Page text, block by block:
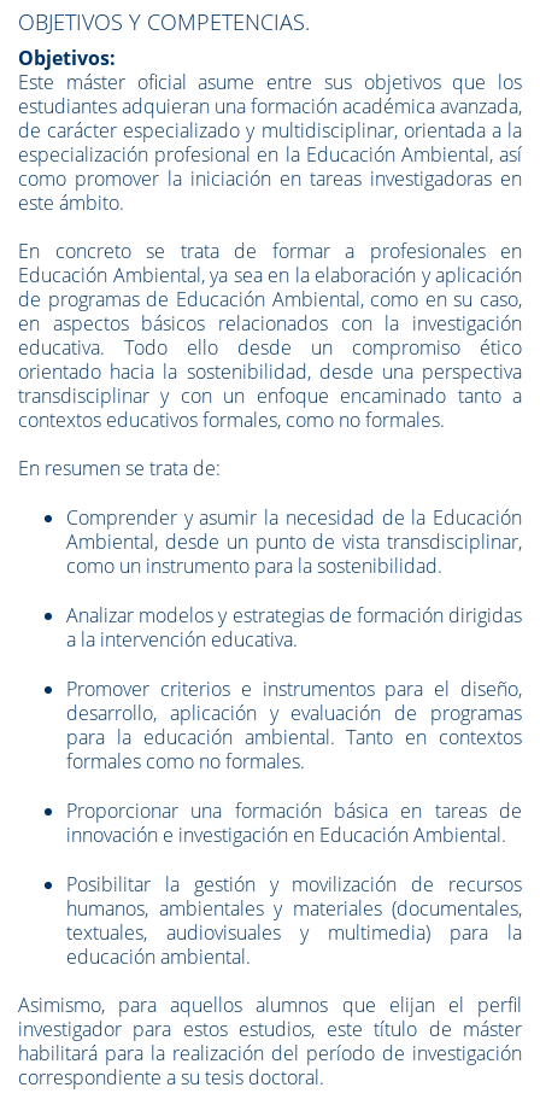
OBJETIVOS Y COMPETENCIAS.
Objetivos:
Este máster oficial asume entre sus objetivos que los
estudiantes adquieran una formación académica avanzada,
de carácter especializado y multidisciplinar, orientada a la
especialización profesional en la Educación Ambiental, así
como promover la iniciación en tareas investigadoras en
este ámbito.
En concreto se trata de formar a profesionales en
Educación Ambiental, ya sea en la elaboración y aplicación
de programas de Educación Ambiental, como en su caso,
en aspectos básicos relacionados con la investigación
educativa. Todo ello desde un compromiso ético
orientado hacia la sostenibilidad, desde una perspectiva
transdisciplinar y con un enfoque encaminado tanto a
contextos educativos formales, como no formales.
En resumen se trata de:
Comprender y asumir la necesidad de la Educación
Ambiental, desde un punto de vista transdisciplinar,
como un instrumento para la sostenibilidad.
Analizar modelos y estrategias de formación dirigidas
a la intervención educativa.
Promover criterios e instrumentos para el diseño,
desarrollo, aplicación y evaluación de programas
para la educación ambiental. Tanto en contextos
formales como no formales.
Proporcionar una formación básica en tareas de
innovación e investigación en Educación Ambiental.
Posibilitar la gestión y movilización de recursos
humanos, ambientales y materiales (documentales,
textuales, audiovisuales y multimedia) para la
educación ambiental.
Asimismo, para aquellos alumnos que elijan el perfil
investigador para estos estudios, este título de máster
habilitará para la realización del período de investigación
correspondiente a su tesis doctoral.